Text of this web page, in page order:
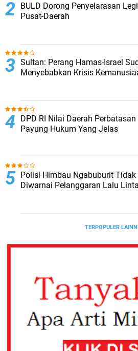
BULD Dorong Penyelarasan
Pusat-Daerah
Sultan: Perang Hamas-Israel
Menyebabkan Krisis
DPD RI Nilai Daerah
Payung Hukum Yang Jelas
Polisi Himbau Ngabuburit Tidak
Diwarnai Pelanggaran Lalu
TERPOPULER